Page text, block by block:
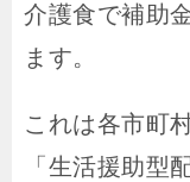
介護食で補助
ます。
これは各市町
「生活援助型